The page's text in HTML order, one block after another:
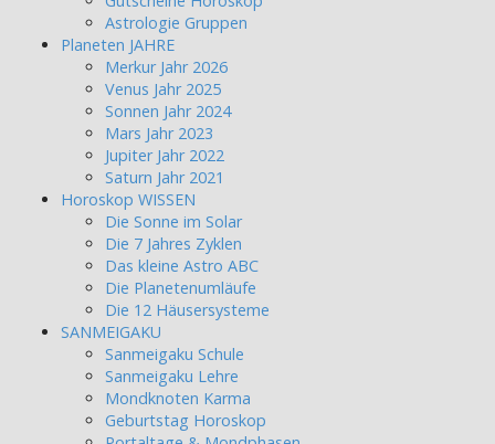
Astrologie Gruppen
Planeten JAHRE
Merkur Jahr 2026
Venus Jahr 2025
Sonnen Jahr 2024
Mars Jahr 2023
Jupiter Jahr 2022
Saturn Jahr 2021
Horoskop WISSEN
Die Sonne im Solar
Die 7 Jahres Zyklen
Das kleine Astro ABC
Die Planetenumläufe
Die 12 Häusersysteme
SANMEIGAKU
Sanmeigaku Schule
Sanmeigaku Lehre
Mondknoten Karma
Geburtstag Horoskop